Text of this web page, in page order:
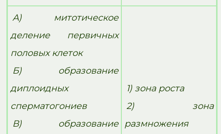
А) митотическое
деление первичных
половых клеток
Б) образование
диплоидных
сперматогониев
В) образование
1) зона роста
2) зона
размножения